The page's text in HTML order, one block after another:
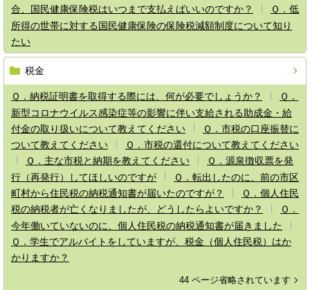
合、国民健康保険税はいつまで支払えばいいのですか？
Ｑ．低
所得の世帯に対する国民健康保険の保険税減額制度について知り
たい
税金
Ｑ．納税証明書を取得する際には、何が必要でしょうか？
Ｑ．
新型コロナウイルス感染症等の影響に伴い支給される助成金・給
付金の取り扱いについて教えてください
Ｑ．市税の口座振替に
ついて教えてください
Ｑ．市税の還付について教えてください
Ｑ．主な市税と納期を教えてください
Ｑ．源泉徴収票を発
行（再発行）してほしいのですが
Ｑ．転出したのに、前の市区
町村から住民税の納税通知書が届いたのですが？
Ｑ．個人住民
税の納税者が亡くなりましたが、どうしたらよいですか？
Ｑ．
今年働いていないのに、個人住民税の納税通知書が届きました
Ｑ．学生でアルバイトをしていますが、税金（個人住民税）はか
かりますか？
44 ページ省略されています